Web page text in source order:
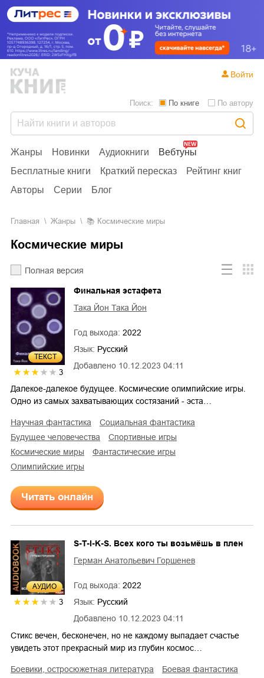
Жанры Новинки Аудиокниги
Вебтуны
Бесплатные книги
Краткий пересказ
Рейтинг книг
Авторы
Серии Блог
Поиск: По книге По автору
Войти
Главная Жанры Космические миры
Космические миры
Полная версия
ТЕКСТ
3
Добавлено 10.12.2023 04:11
Финальная эстафета
Така Йон Така Йон
Год выхода: 2022
Язык: Русский
Далекое-далекое будущее. Космические олимпийские игры.
Одно из самых захватывающих состязаний - эста…
научная фантастика
социальная фантастика
будущее человечества
спортивные игры
космические миры
фантастические игры
Олимпийские игры
Читать онлайн
AУДИО
3
Добавлено 10.12.2023 04:11
S-T-I-K-S. Всех кого ты возьмёшь в плен
Герман Анатольевич Горшенев
Год выхода: 2022
Язык: Русский
Стикс вечен, бесконечен, но не каждому выпадает счастье
увидеть этот прекрасный мир из глубин космос…
боевики, остросюжетная литература
боевая фантастика